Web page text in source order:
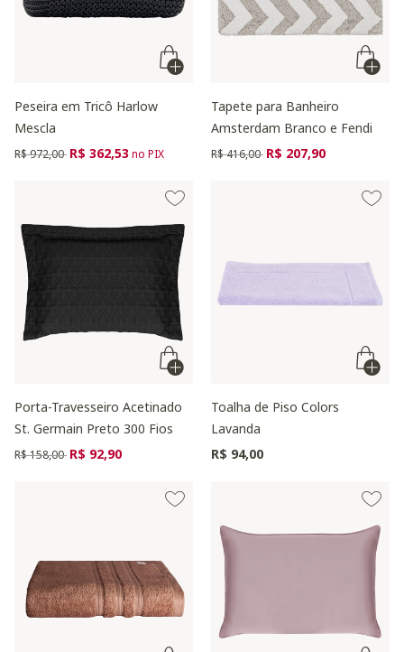
Peseira em Tricô Harlow
Mescla
Preço reduzido de
R$ 972,00 para
R$ 362,53no PIX
Tapete para Banheiro
Amsterdam Branco e Fendi
Preço reduzido de
R$ 416,00 para
R$ 207,90
Porta-Travesseiro Acetinado
St. Germain Preto 300 Fios
Preço reduzido de
R$ 158,00 para
R$ 92,90
Toalha de Piso Colors
Lavanda
R$ 94,00